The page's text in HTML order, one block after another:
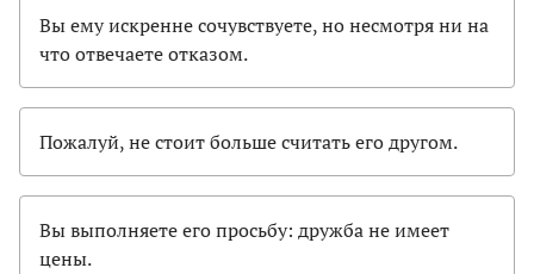
Вы ему искренне сочувствуете, но несмотря ни на
что отвечаете отказом.
Пожалуй, не стоит больше считать его другом.
Вы выполняете его просьбу: дружба не имеет
цены.